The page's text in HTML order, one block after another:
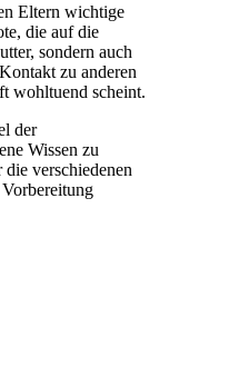
Eltern wichtige
die auf die
sondern auch
zu anderen
wohltuend scheint.
der
Wissen zu
verschiedenen